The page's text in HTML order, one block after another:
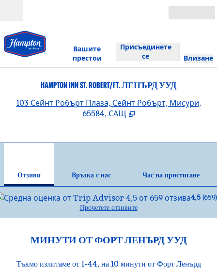
Вашите
престои
Присъединете
се
Влизане
HAMPTON INN ST. ROBERT/FT. ЛЕНЪРД УУД
103 Сейнт Робърт Плаза, Сейнт Робърт, Мисури,
65584, САЩ
Отзиви Връзка с нас
Час на пристигане
4,5 (659)
Прочетете отзивите
МИНУТИ ОТ ФОРТ ЛЕНЪРД УУД
Тъкмо излитаме от I-44, на 10 минути от Форт Ленърд